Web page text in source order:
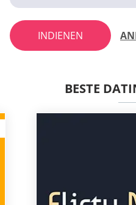
INDIENEN
BESTE